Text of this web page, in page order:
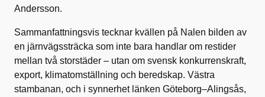
Andersson.
Sammanfattningsvis tecknar kvällen på Nalen bilden av
en järnvägssträcka som inte bara handlar om restider
mellan två storstäder – utan om svensk konkurrenskraft,
export, klimatomställning och beredskap. Västra
stambanan, och i synnerhet länken Göteborg–Alingsås,